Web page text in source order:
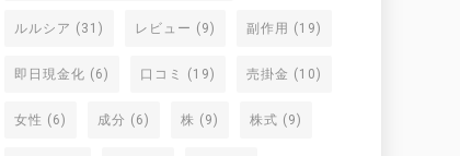
ルルシア (31) レビュー (9) 副作用 (19)
即日現金化 (6) 口コミ (19) 売掛金 (10)
女性 (6) 成分 (6) 株 (9) 株式 (9)